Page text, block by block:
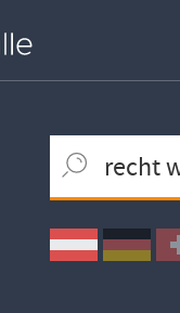
Ortssuche
Umkreissuche
Arbeitsform